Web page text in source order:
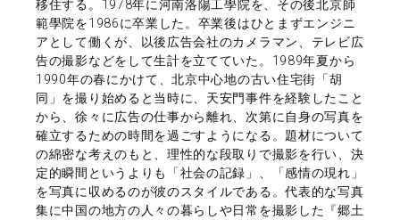
移住する。1978年に河南洛陽工學院を、その後北京師
範學院を1986に卒業した。卒業後はひとまずエンジニ
アとして働くが、以後広告会社のカメラマン、テレビ広
告の撮影などをして生計を立てていた。1989年夏から
1990年の春にかけて、北京中心地の古い住宅街「胡
同」を撮り始めると当時に、天安門事件を経験したこと
から、徐々に広告の仕事から離れ、次第に自身の写真を
確立するための時間を過ごすようになる。題材について
の綿密な考えのもと、理性的な段取りで撮影を行い、決
定的瞬間というよりも「社会の記録」、「感情の現れ」
を写真に収めるのが彼のスタイルである。代表的な写真
集に中国の地方の人々の暮らしや日常を撮影した『郷土